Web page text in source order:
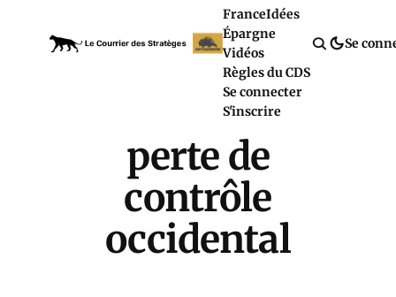
FranceIdées
Épargne
Vidéos
Règles du CDS
Se connecter
S'inscrire
Se
perte de
contrôle
occidental